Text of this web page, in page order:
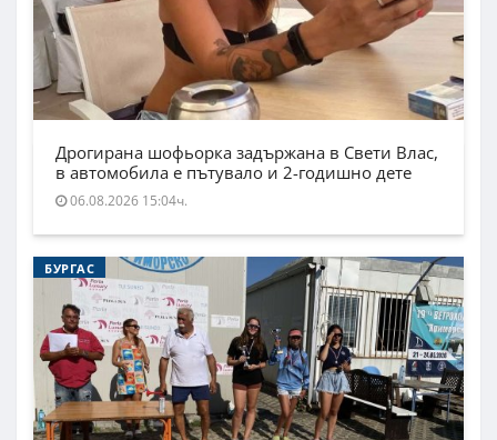
Дрогирана шофьорка задържана в Свети Влас,
в автомобила е пътувало и 2-годишно дете
06.08.2026 15:04ч.
БУРГАС